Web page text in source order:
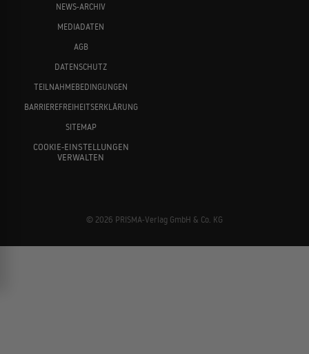
NEWS-ARCHIV
MEDIADATEN
AGB
DATENSCHUTZ
TEILNAHMEBEDINGUNGEN
BARRIEREFREIHEITSERKLÄRUNG
SITEMAP
COOKIE-EINSTELLUNGEN
VERWALTEN
© 2026 PRISMA-Verlag GmbH & Co. KG